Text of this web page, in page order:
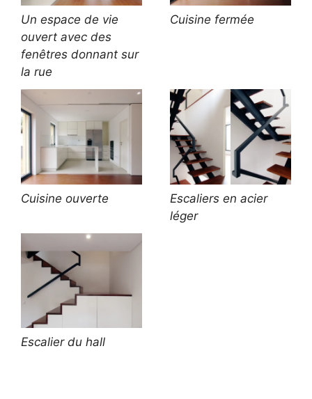
Un espace de vie
ouvert avec des
fenêtres donnant sur
la rue
Cuisine fermée
Cuisine ouverte
Escaliers en acier
léger
Escalier du hall